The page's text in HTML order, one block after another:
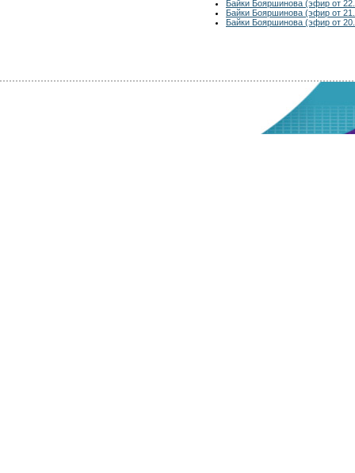
Байки Бояршинова (эфир от
Байки Бояршинова (эфир от
Байки Бояршинова (эфир от